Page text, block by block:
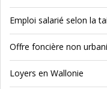
Emploi salarié selon la
Offre foncière non
Loyers en Wallonie